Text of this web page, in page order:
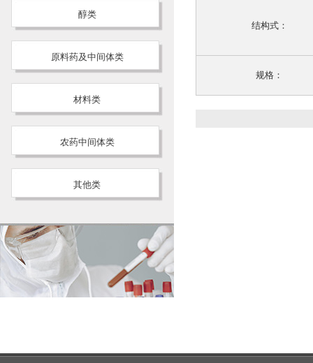
醇类
原料药及中间体类
材料类
农药中间体类
其他类
结构式：
规格：